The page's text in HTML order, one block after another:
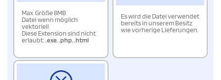
Max. Größe 8MB
Datei wenn möglich
vektoriell
Diese Extension sind nicht
erlaubt:.exe,.php,.html
Es wird die Datei verwendet
bereits in unserem Besitz
wie vorherige Lieferungen.